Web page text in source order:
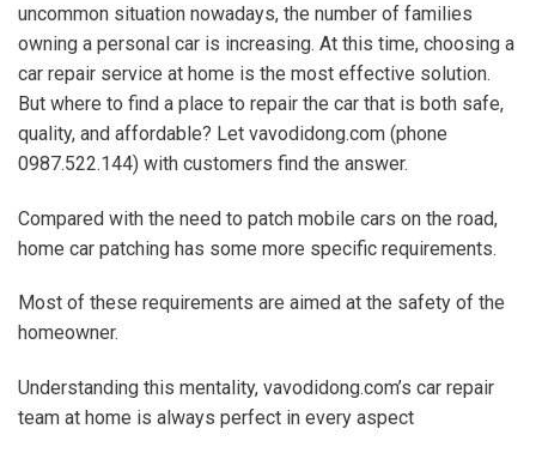
uncommon situation nowadays, the number of families
owning a personal car is increasing. At this time, choosing a
car repair service at home is the most effective solution.
But where to find a place to repair the car that is both safe,
quality, and affordable? Let vavodidong.com (phone
0987.522.144) with customers find the answer.
Compared with the need to patch mobile cars on the road,
home car patching has some more specific requirements.
Most of these requirements are aimed at the safety of the
homeowner.
Understanding this mentality, vavodidong.com’s car repair
team at home is always perfect in every aspect